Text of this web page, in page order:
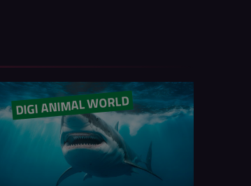
DIGI ANIMAL WORLD